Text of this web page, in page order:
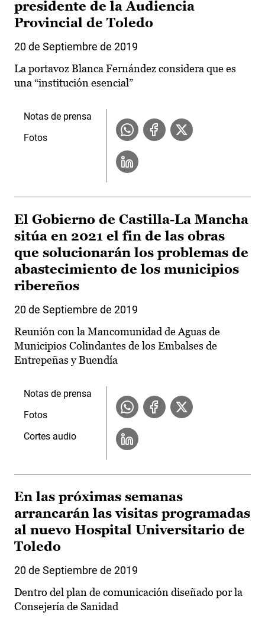
presidente de la Audiencia
Provincial de Toledo
20 de Septiembre de 2019
La portavoz Blanca Fernández considera que es
una “institución esencial”
Notas de prensa
Fotos
El Gobierno de Castilla-La Mancha
sitúa en 2021 el fin de las obras
que solucionarán los problemas de
abastecimiento de los municipios
ribereños
20 de Septiembre de 2019
Reunión con la Mancomunidad de Aguas de
Municipios Colindantes de los Embalses de
Entrepeñas y Buendía
Notas de prensa
Fotos
Cortes audio
En las próximas semanas
arrancarán las visitas programadas
al nuevo Hospital Universitario de
Toledo
20 de Septiembre de 2019
Dentro del plan de comunicación diseñado por la
Consejería de Sanidad